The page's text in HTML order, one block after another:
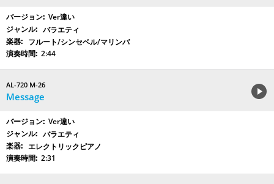
Ver違い
バラエティ
フルート/シンセベル/マリンバ
2:44
AL-720 M-26
Message
Ver違い
バラエティ
エレクトリックピアノ
2:31